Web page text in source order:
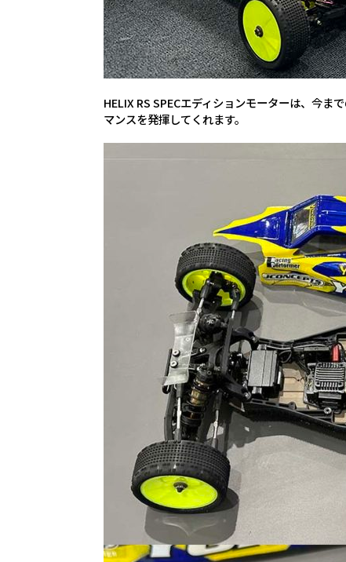
HELIX RS SPECエディションモーターは、今
マンスを発揮してくれます。